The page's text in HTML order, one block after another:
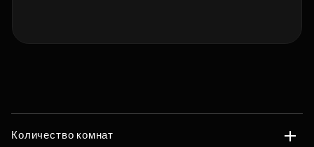
Количество комнат